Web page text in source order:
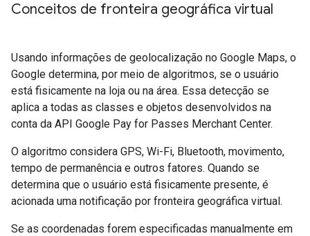
Conceitos de fronteira geográfica virtual
Usando informações de geolocalização no Google Maps, o
Google determina, por meio de algoritmos, se o usuário
está fisicamente na loja ou na área. Essa detecção se
aplica a todas as classes e objetos desenvolvidos na
conta da API Google Pay for Passes Merchant Center.
O algoritmo considera GPS, Wi-Fi, Bluetooth, movimento,
tempo de permanência e outros fatores. Quando se
determina que o usuário está fisicamente presente, é
acionada uma notificação por fronteira geográfica virtual.
Se as coordenadas forem especificadas manualmente em